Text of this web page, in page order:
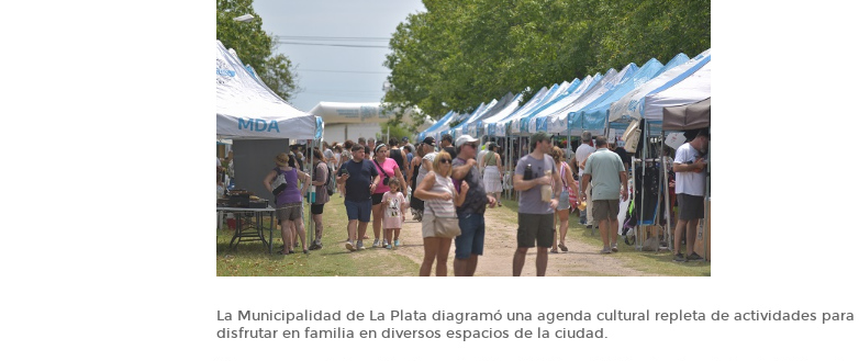
La Municipalidad de La Plata diagramó una agenda cultural repleta de actividades para
disfrutar en familia en diversos espacios de la ciudad.